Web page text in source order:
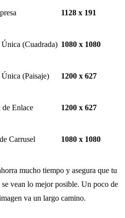
1128 x 191
(Cuadrada) 1080 x 1080
(Paisaje) 1200 x 627
de Enlace 1200 x 627
Carrusel 1080 x 1080
mucho tiempo y asegura que tu
vean lo mejor posible. Un poco de
va un largo camino.